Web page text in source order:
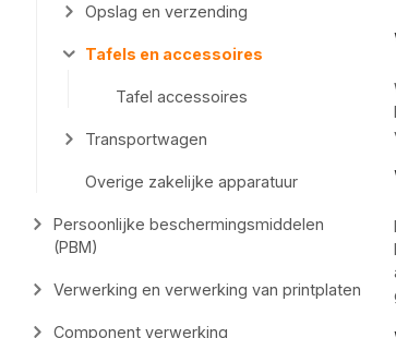
Opslag en verzending
Tafels en accessoires
Tafel accessoires
Transportwagen
Overige zakelijke apparatuur
Persoonlijke beschermingsmiddelen
(PBM)
Verwerking en verwerking van printplaten
Component verwerking